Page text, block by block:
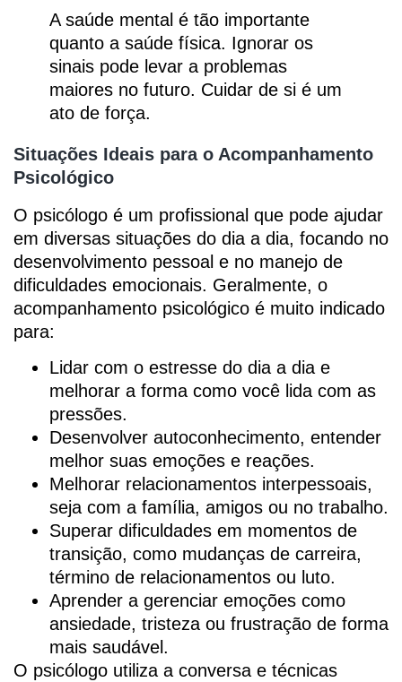
A saúde mental é tão importante
quanto a saúde física. Ignorar os
sinais pode levar a problemas
maiores no futuro. Cuidar de si é um
ato de força.
Situações Ideais para o Acompanhamento
Psicológico
O psicólogo é um profissional que pode ajudar
em diversas situações do dia a dia, focando no
desenvolvimento pessoal e no manejo de
dificuldades emocionais. Geralmente, o
acompanhamento psicológico é muito indicado
para:
Lidar com o estresse do dia a dia e
melhorar a forma como você lida com as
pressões.
Desenvolver autoconhecimento, entender
melhor suas emoções e reações.
Melhorar relacionamentos interpessoais,
seja com a família, amigos ou no trabalho.
Superar dificuldades em momentos de
transição, como mudanças de carreira,
término de relacionamentos ou luto.
Aprender a gerenciar emoções como
ansiedade, tristeza ou frustração de forma
mais saudável.
O psicólogo utiliza a conversa e técnicas